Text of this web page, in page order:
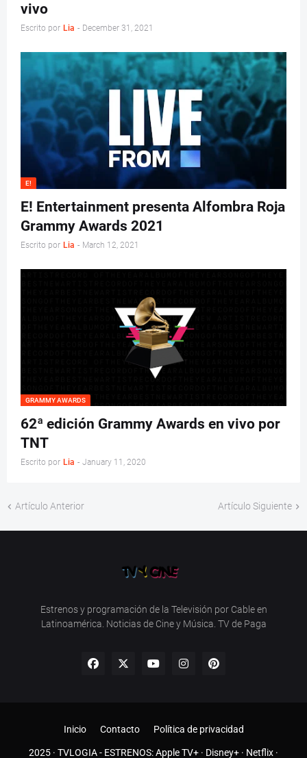
vivo
Escrito por Lia - December 31, 2021
E!
E! Entertainment presenta Alfombra Roja
Grammy Awards 2021
Escrito por Lia - March 12, 2021
GRAMMY AWARDS
62ª edición Grammy Awards en vivo por
TNT
Escrito por Lia - January 11, 2020
Artículo Anterior Artículo Siguiente
Estrenos y programación de la Televisión por Cable en
Latinoamérica. Noticias de Cine y Música. TV de Paga
2025 · TVLOGIA- ESTRENOS:Apple TV+ · Disney+ · Netflix ·
Inicio Contacto Política de privacidad